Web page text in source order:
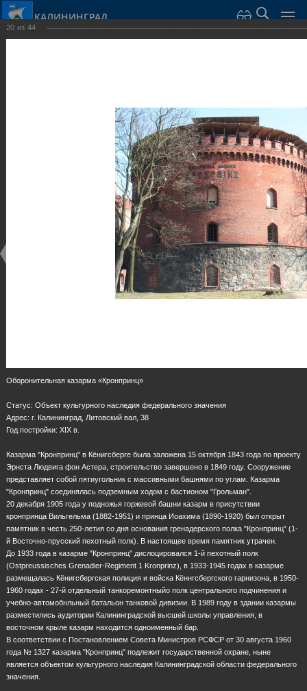
КАЛИНИНГРАД
Оборонительные сооружения и городские ворота
20 из 44
Оборонительная казарма «Кронпринц»
Статус: Объект культурного наследия федерального значения
Адрес: г. Калининград, Литовский вал, 38
Год постройки: XIX в.
Казарма "Кронпринц" в Кёнигсберге была заложена 15 октября 1843 года по проекту
Эрнста Людвига фон Астера, строительство завершено в 1849 году. Сооружение
представляет собой пятиугольник с массивными башнями по углам. Казарма
"Кронпринц" соединялась подземным ходом с бастионом "Грольман".
20 декабря 1905 года у подножья горжевой башни казарм в присутствии
кронпринца Вильгельма (1882-1951) и принца Иоахима (1890-1920) был открыт
памятник в честь 250-летия со дня основания гренадерского полка "Кронпринц" (1-
й Восточно-прусский пехотный полк). В настоящее время памятник утрачен.
До 1933 года в казарме "Кронпринц" дислоцировался 1-й пехотный полк
(Ostpreussisches Grenadier-Regiment 1 Kronprinz), в 1933-1945 годах в казарме
размещалась Кёнигсбергская полиция и войска Кённгсбергского гарнизона, в 1950-
1960 годах - 27-й отдельный танкоремонтныйо полк центрального подчинения и
учебно-автомобнльный батальон танковой дивизии. В 1989 году в здании казармы
разместились аудитории Калининградской высшей школы управления, в
восточном крыле казарм находится одноименный бар.
В соответствии с Постановлением Совета Министров РСФСР от 30 августа 1960
года № 1327 казарма "Кронпринц" подлежит государственной охране, ныне
является объектом культурного наследия Калининградской области федерального
значения.